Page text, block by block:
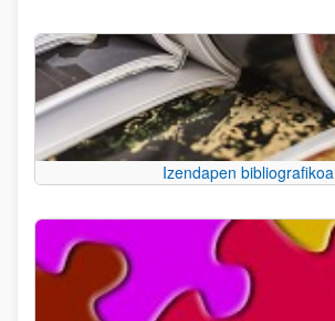
Izendapen bibliografikoa